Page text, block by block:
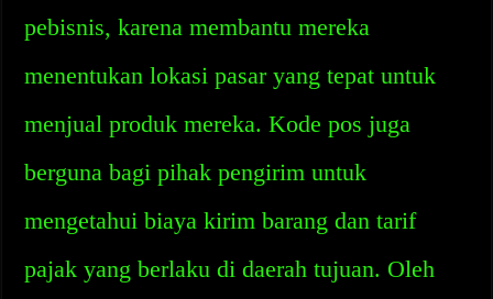
pebisnis, karena membantu mereka
menentukan lokasi pasar yang tepat untuk
menjual produk mereka. Kode pos juga
berguna bagi pihak pengirim untuk
mengetahui biaya kirim barang dan tarif
pajak yang berlaku di daerah tujuan. Oleh